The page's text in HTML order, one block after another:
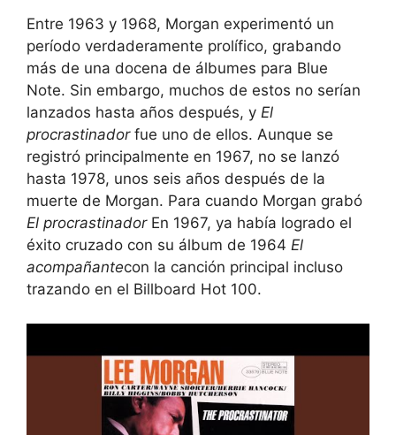
Entre 1963 y 1968, Morgan experimentó un
período verdaderamente prolífico, grabando
más de una docena de álbumes para Blue
Note. Sin embargo, muchos de estos no serían
lanzados hasta años después, y El
procrastinadorfue uno de ellos. Aunque se
registró principalmente en 1967, no se lanzó
hasta 1978, unos seis años después de la
muerte de Morgan. Para cuando Morgan grabó
El procrastinadorEn 1967, ya había logrado el
éxito cruzado con su álbum de 1964 El
acompañantecon la canción principal incluso
trazando en el Billboard Hot 100.